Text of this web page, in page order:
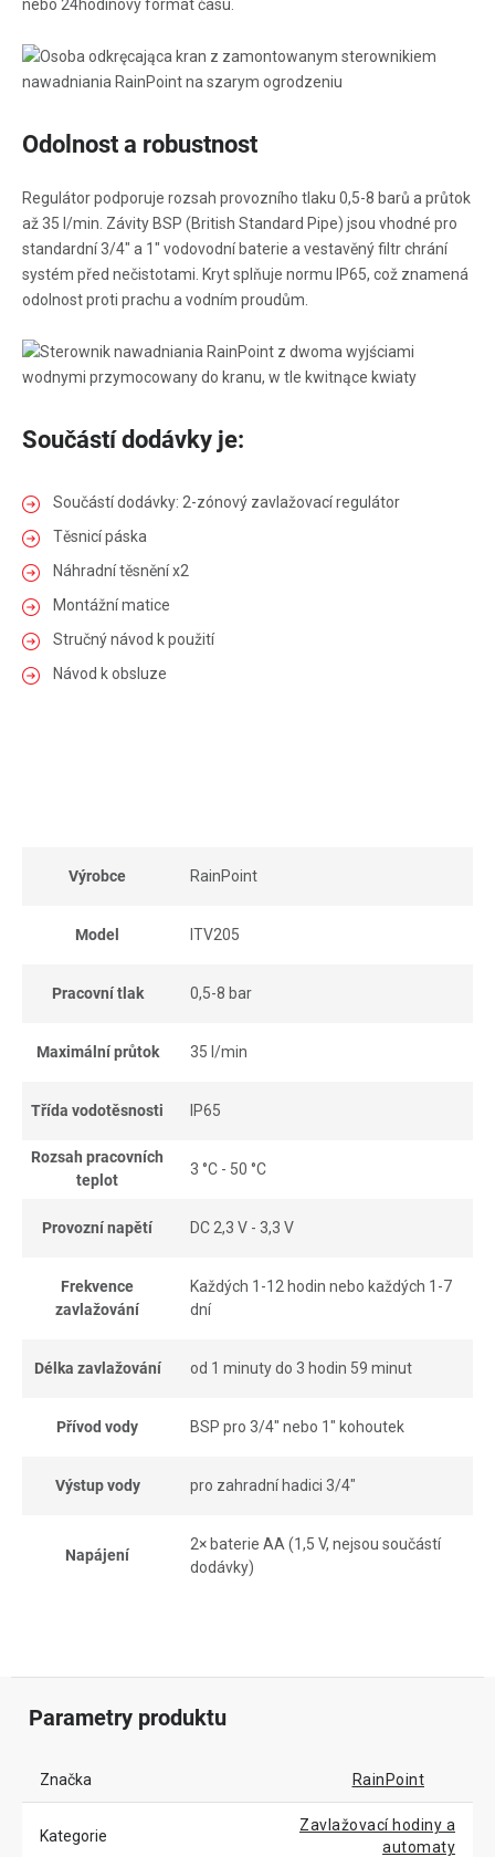
nebo 24hodinový formát času.
Odolnost a robustnost
Regulátor podporuje rozsah provozního tlaku 0,5-8 barů a průtok
až 35 l/min. Závity BSP (British Standard Pipe) jsou vhodné pro
standardní 3/4" a 1" vodovodní baterie a vestavěný filtr chrání
systém před nečistotami. Kryt splňuje normu IP65, což znamená
odolnost proti prachu a vodním proudům.
Součástí dodávky je:
Součástí dodávky: 2-zónový zavlažovací regulátor
Těsnicí páska
Náhradní těsnění x2
Montážní matice
Stručný návod k použití
Návod k obsluze
Výrobce RainPoint
Model ITV205
Pracovní tlak 0,5-8 bar
Maximální průtok 35 l/min
Třída vodotěsnosti IP65
Rozsah pracovních
teplot
3 °C - 50 °C
Provozní napětí DC 2,3 V - 3,3 V
Frekvence
zavlažování
Každých 1-12 hodin nebo každých 1-7
dní
Délka zavlažování od 1 minuty do 3 hodin 59 minut
Přívod vody BSP pro 3/4" nebo 1" kohoutek
Výstup vody pro zahradní hadici 3/4"
Napájení
2× baterie AA (1,5 V, nejsou součástí
dodávky)
Parametry produktu
Značka RainPoint
Kategorie
Zavlažovací hodiny a
automaty